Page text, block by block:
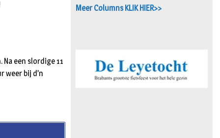
een slordige 11
weer bij d’n
Meer Columns KLIK HIER>>